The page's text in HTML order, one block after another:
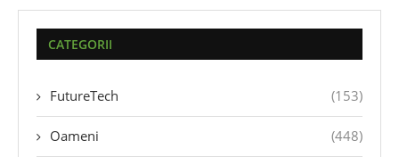
CATEGORII
FutureTech (153)
Oameni (448)